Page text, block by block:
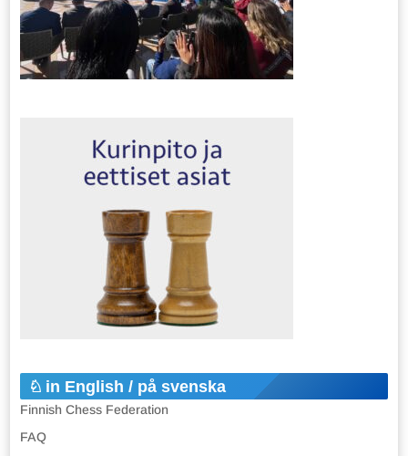
in English / på svenska
Finnish Chess Federation
FAQ